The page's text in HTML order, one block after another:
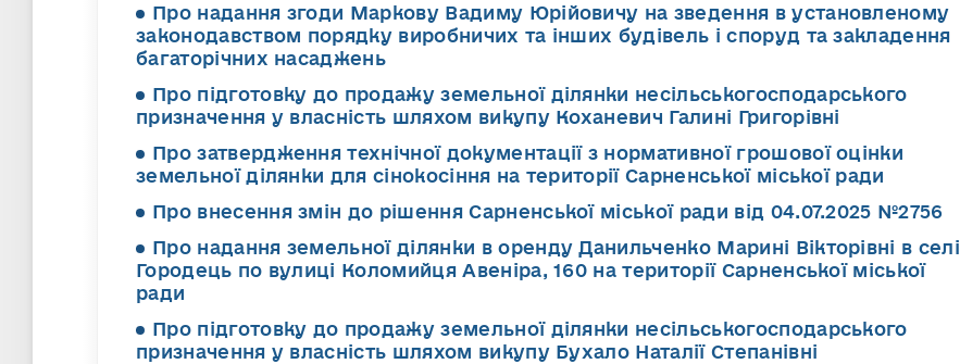
Про надання згоди Маркову Вадиму Юрійовичу на зведення в установленому
законодавством порядку виробничих та інших будівель і споруд та закладення
багаторічних насаджень
Про підготовку до продажу земельної ділянки несільськогосподарського
призначення у власність шляхом викупу Коханевич Галині Григорівні
Про затвердження технічної документації з нормативної грошової оцінки
земельної ділянки для сінокосіння на території Сарненської міської ради
Про внесення змін до рішення Сарненської міської ради від 04.07.2025 №2756
Про надання земельної ділянки в оренду Данильченко Марині Вікторівні в селі
Городець по вулиці Коломийця Авеніра, 160 на території Сарненської міської
ради
Про підготовку до продажу земельної ділянки несільськогосподарського
призначення у власність шляхом викупу Бухало Наталії Степанівні